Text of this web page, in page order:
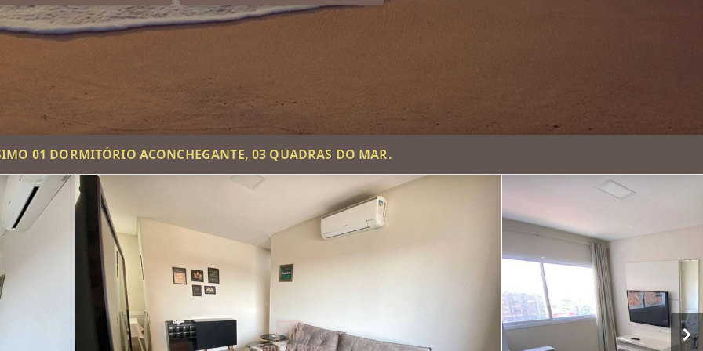
01 DORMITÓRIO ACONCHEGANTE, 03 QUADRAS DO MAR.